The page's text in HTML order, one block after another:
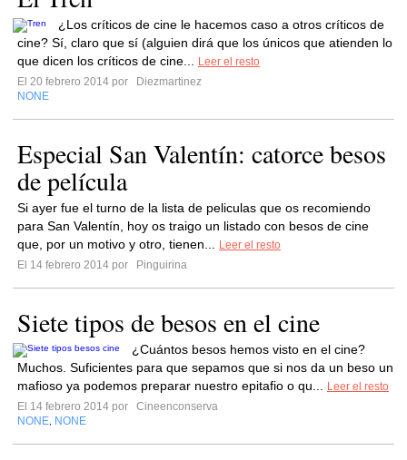
¿Los críticos de cine le hacemos caso a otros críticos de
cine? Sí, claro que sí (alguien dirá que los únicos que atienden lo
que dicen los críticos de cine...
Leer el resto
El 20 febrero 2014 por
Diezmartinez
NONE
Especial San Valentín: catorce besos
de película
Si ayer fue el turno de la lista de peliculas que os recomiendo
para San Valentín, hoy os traigo un listado con besos de cine
que, por un motivo y otro, tienen...
Leer el resto
El 14 febrero 2014 por
Pinguirina
Siete tipos de besos en el cine
¿Cuántos besos hemos visto en el cine?
Muchos. Suficientes para que sepamos que si nos da un beso un
mafioso ya podemos preparar nuestro epitafio o qu...
Leer el resto
El 14 febrero 2014 por
Cineenconserva
NONE NONE